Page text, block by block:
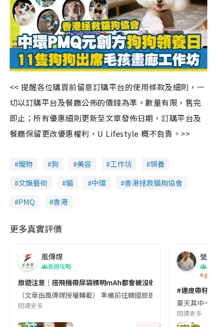
<< 提醒各位購買前留意訂購平台的使用條款及細則，一
切以訂購平台及餐廳公佈的價錢為準。數量有限，售完
即止；所有優惠細則更新至文章發佈日期，訂購平台及
餐廳保留更改優惠權利，U Lifestyle 概不負責。>>
寵物 狗 美容 工作坊
領養
文娛藝術
貓 中環
香港拯救貓狗協會
PMQ
香港
更多真實評價
風傳媒
旅遊攻略
旅遊注意｜搭飛機帶尿袋標明mAh都會被沒收😱出發前切記檢查
（文章由風傳媒授權轉載） 準備前往韓國旅遊的民眾，近期要
閱讀更多
營養
香港
#連皮帶籽
夏天其中一
閱讀更多